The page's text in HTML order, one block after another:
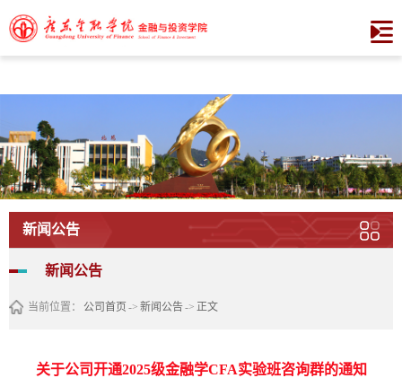
XCSport - XC体育因您更精彩
新闻公告
新闻公告
当前位置： 公司首页-> 新闻公告-> 正文
关于公司开通2025级金融学CFA实验班咨询群的通知